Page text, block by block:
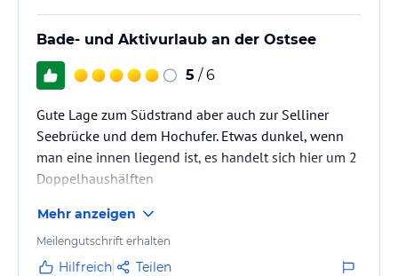
Bade- und Aktivurlaub an der Ostsee
5 / 6
Gute Lage zum Südstrand aber auch zur Selliner
Seebrücke und dem Hochufer. Etwas dunkel, wenn
man eine innen liegend ist, es handelt sich hier um 2
Doppelhaushälften
Mehr anzeigen
Meilengutschrift erhalten
Hilfreich Teilen